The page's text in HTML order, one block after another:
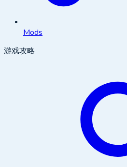
Mods
游戏攻略